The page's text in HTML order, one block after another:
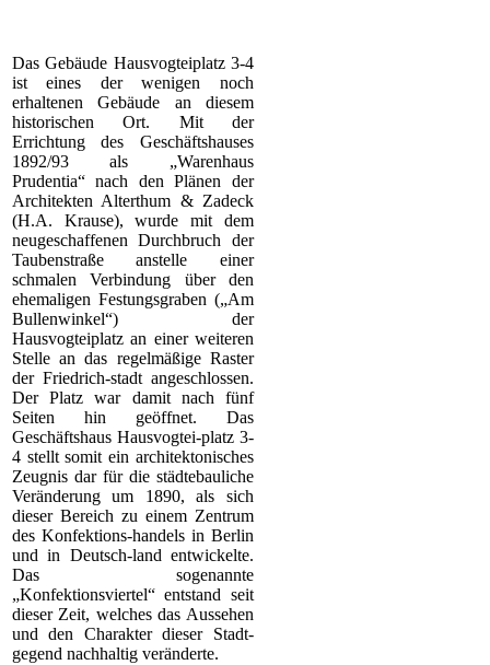
Das Gebäude Hausvogteiplatz 3-4
ist eines der wenigen noch
erhaltenen Gebäude an diesem
historischen Ort. Mit der
Errichtung des Geschäftshauses
1892/93 als „Warenhaus
Prudentia“ nach den Plänen der
Architekten Alterthum & Zadeck
(H.A. Krause), wurde mit dem
neugeschaffenen Durchbruch der
Taubenstraße anstelle einer
schmalen Verbindung über den
ehemaligen Festungsgraben („Am
Bullenwinkel“) der
Hausvogteiplatz an einer weiteren
Stelle an das regelmäßige Raster
der Friedrich-stadt angeschlossen.
Der Platz war damit nach fünf
Seiten hin geöffnet. Das
Geschäftshaus Hausvogtei-platz 3-
4 stellt somit ein architektonisches
Zeugnis dar für die städtebauliche
Veränderung um 1890, als sich
dieser Bereich zu einem Zentrum
des Konfektions-handels in Berlin
und in Deutsch-land entwickelte.
Das sogenannte
„Konfektionsviertel“ entstand seit
dieser Zeit, welches das Aussehen
und den Charakter dieser Stadt-
gegend nachhaltig veränderte.